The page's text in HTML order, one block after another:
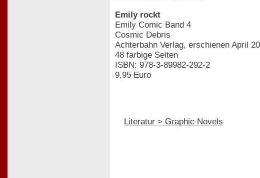
Emily rockt
Emily Comic Band 4
Cosmic Debris
Achterbahn Verlag, erschienen April
48 farbige Seiten
ISBN: 978-3-89982-292-2
9,95 Euro
Literatur > Graphic Novels